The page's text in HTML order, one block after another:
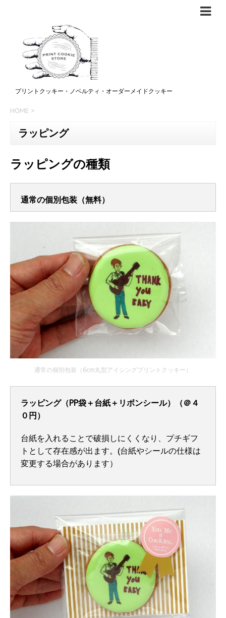
プリントクッキー・ノベルティ・オーダーメイドクッキー
HOME >
ラッピング
ラッピングの種類
通常の個別包装（無料）
通常の個別包装（6cm丸型アイシングプリントクッキー）
ラッピング（PP袋＋台紙＋リボンシール）（＠４
０円）
台紙を入れることで破損しにくくなり、プチギフ
トとして存在感が出ます。(台紙やシールの仕様は
変更する場合があります）